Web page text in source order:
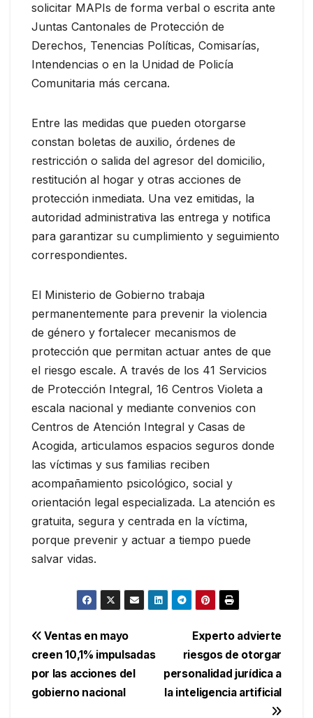
solicitar MAPIs de forma verbal o escrita ante
Juntas Cantonales de Protección de
Derechos, Tenencias Políticas, Comisarías,
Intendencias o en la Unidad de Policía
Comunitaria más cercana.
Entre las medidas que pueden otorgarse
constan boletas de auxilio, órdenes de
restricción o salida del agresor del domicilio,
restitución al hogar y otras acciones de
protección inmediata. Una vez emitidas, la
autoridad administrativa las entrega y notifica
para garantizar su cumplimiento y seguimiento
correspondientes.
El Ministerio de Gobierno trabaja
permanentemente para prevenir la violencia
de género y fortalecer mecanismos de
protección que permitan actuar antes de que
el riesgo escale. A través de los 41 Servicios
de Protección Integral, 16 Centros Violeta a
escala nacional y mediante convenios con
Centros de Atención Integral y Casas de
Acogida, articulamos espacios seguros donde
las víctimas y sus familias reciben
acompañamiento psicológico, social y
orientación legal especializada. La atención es
gratuita, segura y centrada en la víctima,
porque prevenir y actuar a tiempo puede
salvar vidas.
Navegación
de
entradas
Experto advierte
riesgos de otorgar
personalidad jurídica a
la inteligencia artificial
Ventas en mayo
creen 10,1% impulsadas
por las acciones del
gobierno nacional